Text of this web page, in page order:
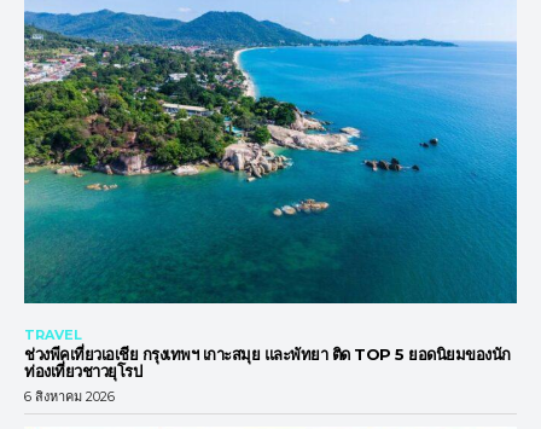
TRAVEL
ช่วงพีคเที่ยวเอเชีย กรุงเทพฯ เกาะสมุย และพัทยา ติด TOP 5 ยอดนิยมของนัก
ท่องเที่ยวชาวยุโรป
6 สิงหาคม 2026